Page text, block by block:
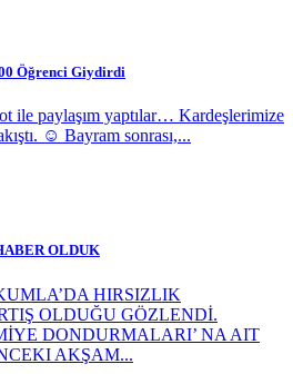
Öğrenci Giydirdi
ile paylaşım yaptılar… Kardeşlerimize
☺️ Bayram sonrası,...
OLDUK
HIRSIZLIK
OLDUĞU GÖZLENDİ.
DONDURMALARI’ NA AIT
AKŞAM...